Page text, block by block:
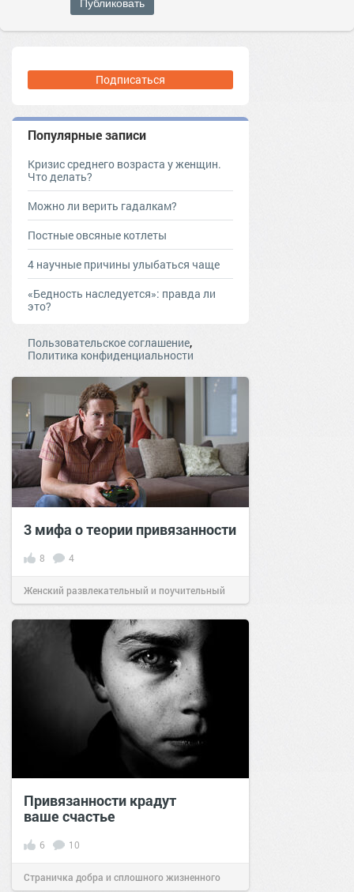
Публиковать
Подписаться
Популярные записи
Кризис среднего возраста у женщин.
Что делать?
Можно ли верить гадалкам?
Постные овсяные котлеты
4 научные причины улыбаться чаще
«Бедность наследуется»: правда ли
это?
Пользовательское соглашение,
Политика конфиденциальности
3 мифа о теории привязанности
8 4
Женский развлекательный и поучительный
сайт.20:3825 ноя 2022
Привязанности крадут
ваше счастье
6 10
Страничка добра и сплошного жизненного